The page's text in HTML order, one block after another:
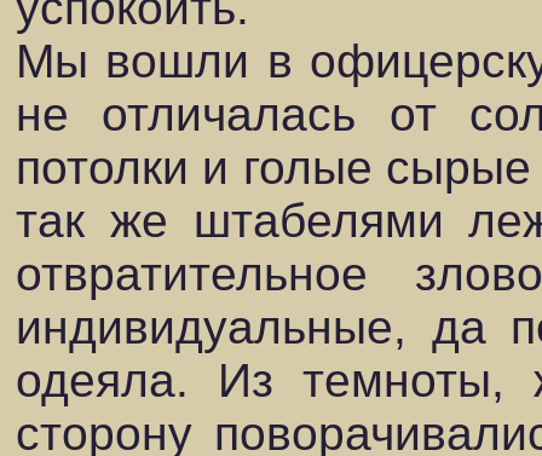
Мы вошли в
не отличалась от
потолки и голые
так же штабелями
отвратительное
индивидуальные, да
одеяла. Из темноты,
сторону